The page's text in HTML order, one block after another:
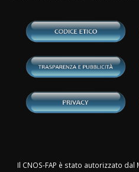
Il CNOS-FAP è stato autorizzato